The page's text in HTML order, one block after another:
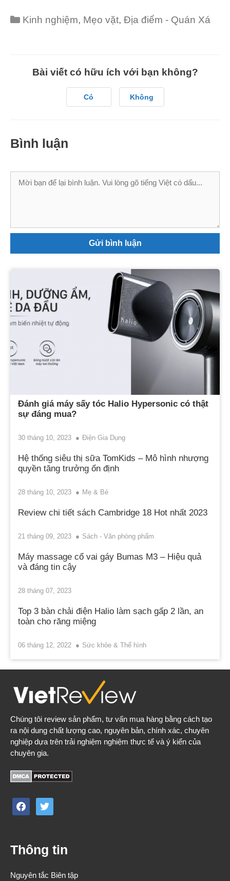
Categories
Kinh nghiệm, Mẹo vặt,Địa điểm - Quán Xá
Bài viết có hữu ích với bạn không?
Có Không
Bình luận
Bình
Đánh giá máy sấy tóc Halio Hypersonic có thật
sự đáng mua?
30 tháng 10, 2023 Điện Gia Dụng
Hệ thống siêu thị sữa TomKids – Mô hình nhượng
quyền tăng trưởng ổn định
28 tháng 10, 2023 Mẹ & Bé
Review chi tiết sách Cambridge 18 Hot nhất 2023
21 tháng 09, 2023 Sách - Văn phòng phẩm
Máy massage cổ vai gáy Bumas M3 – Hiệu quả
và đáng tin cậy
28 tháng 07, 2023
Top 3 bàn chải điện Halio làm sạch gấp 2 lần, an
toàn cho răng miệng
06 tháng 12, 2022 Sức khỏe & Thể hình
Chúng tôi review sản phẩm, tư vấn mua hàng bằng cách tạo
ra nội dung chất lượng cao, nguyên bản, chính xác, chuyên
nghiệp dựa trên trải nghiệm nghiệm thực tế và ý kiến của
chuyên gia.
facebooktwitter
Thông tin
Nguyên tắc Biên tập